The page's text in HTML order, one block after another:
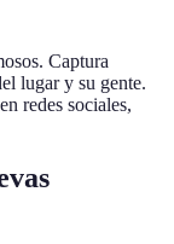
Captura
lugar y su gente.
redes sociales,